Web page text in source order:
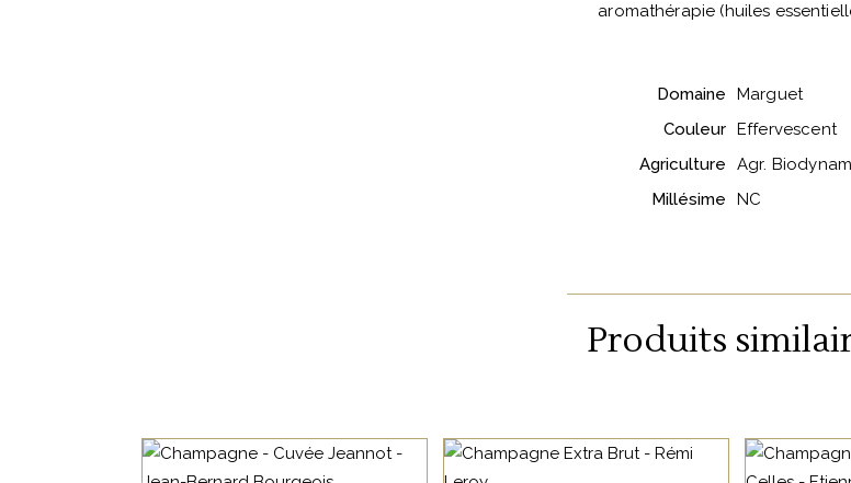
aromathérapie (huiles
Domaine
Marguet
Couleur Effervescent
Agriculture
Agr.
Millésime
NC
Produits